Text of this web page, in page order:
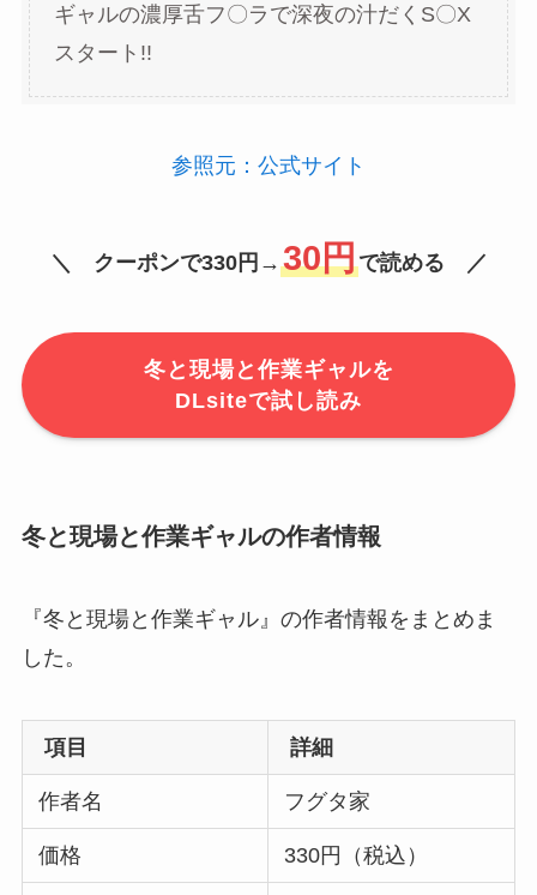
ギャルの濃厚舌フ〇ラで深夜の汁だくS〇X
スタート!!
参照元：公式サイト
＼ クーポンで330円→ 30円で読める ／
冬と現場と作業ギャルを
DLsiteで試し読み
冬と現場と作業ギャルの作者情報
『冬と現場と作業ギャル』の作者情報をまとめま
した。
項目 詳細
作者名 フグタ家
価格 330円（税込）